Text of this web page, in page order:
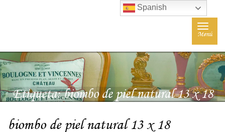
Toggle
Menú
Etiqueta:biombo de piel natural 13 x 18
biombo de piel natural 13 x 18
Spanish